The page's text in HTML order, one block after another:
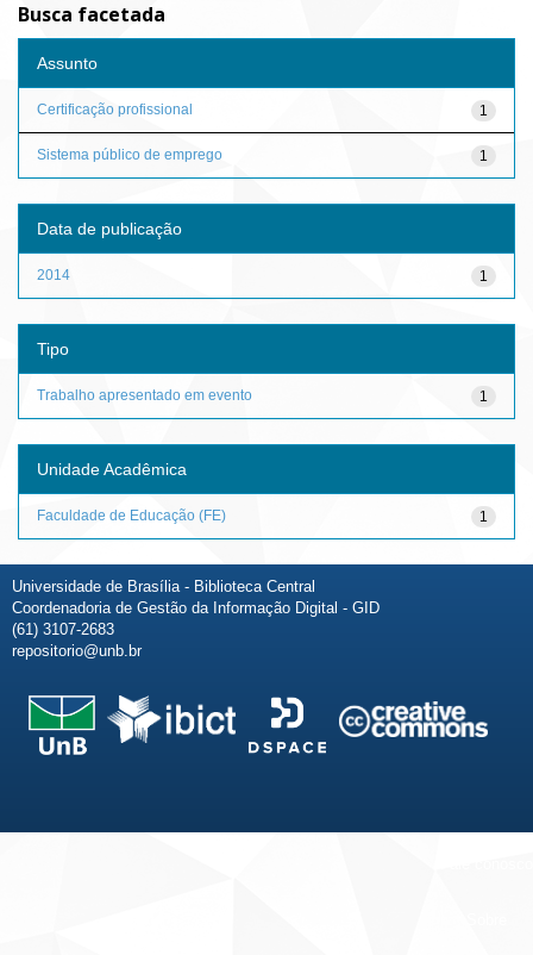
Busca facetada
Assunto
1
Certificação profissional
1
Sistema público de emprego
Data de publicação
1
2014
Tipo
1
Trabalho apresentado em evento
Unidade Acadêmica
1
Faculdade de Educação (FE)
Universidade de Brasília - Biblioteca Central
Coordenadoria de Gestão da Informação Digital - GID
(61) 3107-2683
repositorio@unb.br